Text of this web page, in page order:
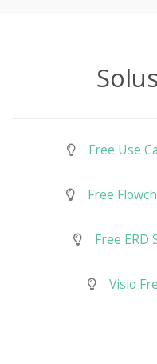
Free Use
Free
Free ERD
Visio